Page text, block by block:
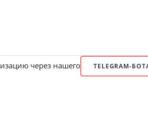
через нашего TELEGRAM-